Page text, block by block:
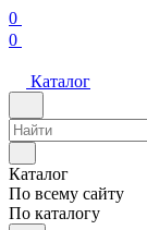
0
0
Каталог
Каталог
По всему сайту
По каталогу